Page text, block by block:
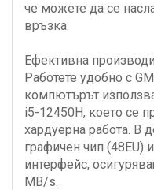
че можете да се
връзка.
Ефективна
Работете удобно с
компютърът
i5-12450H, което се
хардуерна работа. В
графичен чип (48EU)
интерфейс,
MB/s.